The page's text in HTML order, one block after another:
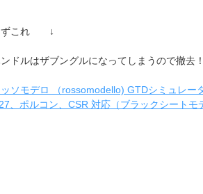
ずこれ ↓
ドルはザブングルになってしまうので撤去！
ッソモデロ （rossomodello) GTDシミュレ
、ポルコン、CSR 対応（ブラックシートモ